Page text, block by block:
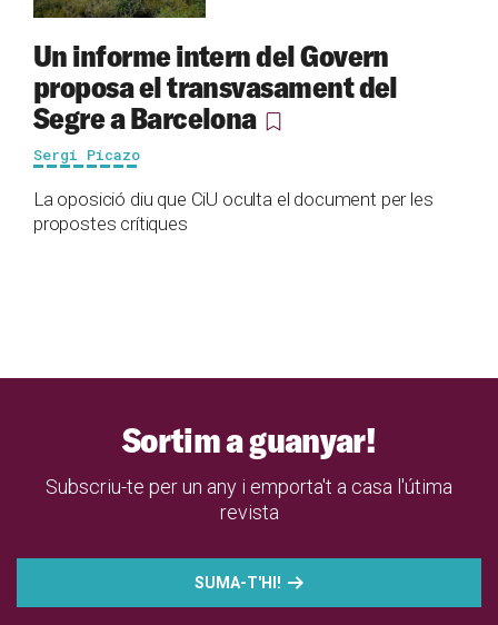
Un informe intern del Govern
proposa el transvasament del
Segre a Barcelona
Sergi Picazo
La oposició diu que CiU oculta el document per les
propostes crítiques
Sortim a guanyar!
Subscriu-te per un any i emporta't a casa l'útima
revista
SUMA-T'HI!